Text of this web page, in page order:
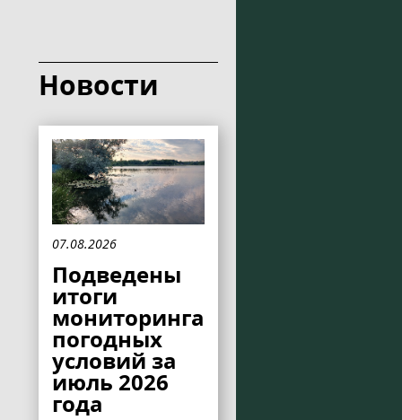
Новости
07.08.2026
Подведены
итоги
мониторинга
погодных
условий за
июль 2026
года